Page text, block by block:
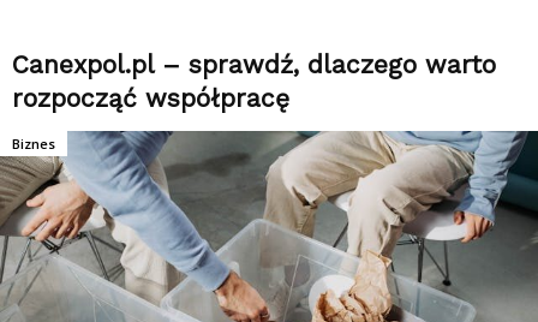
Canexpol.pl – sprawdź, dlaczego warto
rozpocząć współpracę
Biznes